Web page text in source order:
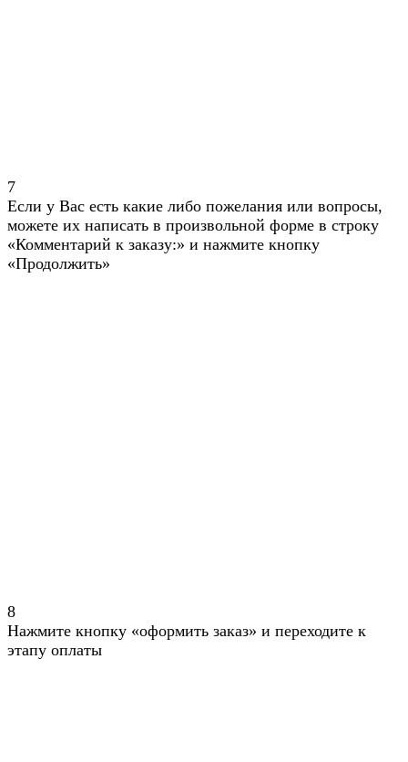
7
Если у Вас есть какие либо пожелания или вопросы,
можете их написать в произвольной форме в строку
«Комментарий к заказу:» и нажмите кнопку
«Продолжить»
8
Нажмите кнопку «оформить заказ» и переходите к
этапу оплаты